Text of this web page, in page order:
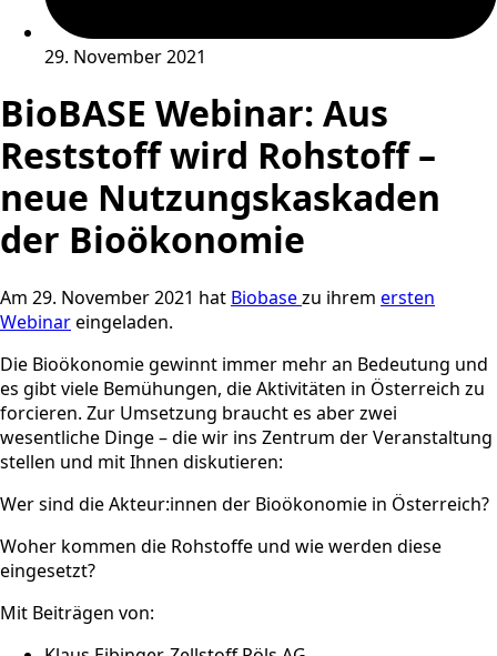
29. November 2021
BioBASE Webinar: Aus
Reststoff wird Rohstoff –
neue Nutzungskaskaden
der Bioökonomie
Am 29. November 2021 hat Biobasezu ihrem ersten
Webinareingeladen.
Die Bioökonomie gewinnt immer mehr an Bedeutung und
es gibt viele Bemühungen, die Aktivitäten in Österreich zu
forcieren. Zur Umsetzung braucht es aber zwei
wesentliche Dinge – die wir ins Zentrum der Veranstaltung
stellen und mit Ihnen diskutieren:
Wer sind die Akteur:innen der Bioökonomie in Österreich?
Woher kommen die Rohstoffe und wie werden diese
eingesetzt?
Mit Beiträgen von: